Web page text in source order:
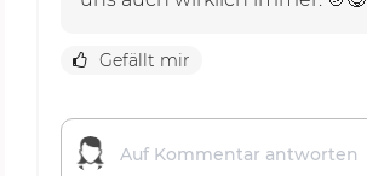
Gefällt mir